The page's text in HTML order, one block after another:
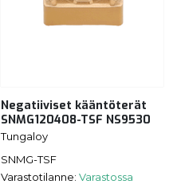
Negatiiviset kääntöterät
SNMG120408-TSF NS9530
Tungaloy
SNMG-TSF
Varastotilanne: Varastossa